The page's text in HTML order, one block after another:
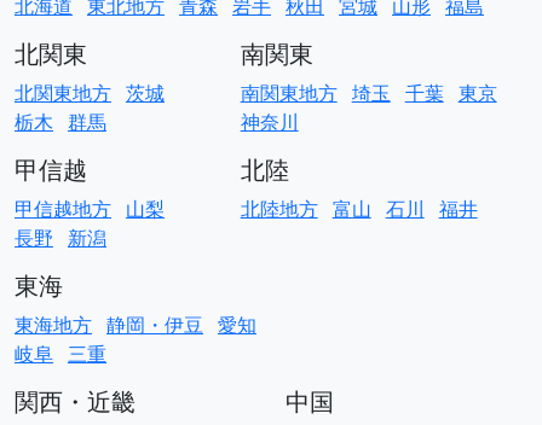
北海道 東北地方 青森 岩手 秋田 宮城 山形 福島
北関東
北関東地方 茨城
栃木 群馬
南関東
南関東地方 埼玉 千葉 東京
神奈川
甲信越
甲信越地方 山梨
長野
新潟
北陸
北陸地方 富山 石川 福井
東海
東海地方 静岡・伊豆 愛知
岐阜 三重
関西・近畿 中国